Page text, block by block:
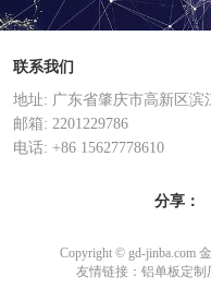
联系我们
地址: 广东省肇庆市高新区滨
邮箱: 2201229786
电话: +86 15627778610
分享：
Copyright © gd-jinba.com
友情链接： 铝单板定制